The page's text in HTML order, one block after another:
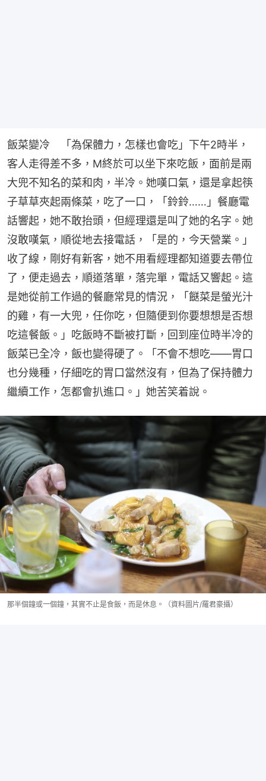
飯菜變冷　「為保體力，怎樣也會吃」下午2時半，
客人走得差不多，M終於可以坐下來吃飯，面前是兩
大兜不知名的菜和肉，半冷。她嘆口氣，還是拿起筷
子草草夾起兩條菜，吃了一口，「鈴鈴……」餐廳電
話響起，她不敢抬頭，但經理還是叫了她的名字。她
沒敢嘆氣，順從地去接電話，「是的，今天營業。」
收了線，剛好有新客，她不用看經理都知道要去帶位
了，便走過去，順道落單，落完單，電話又響起。這
是她從前工作過的餐廳常見的情況，「餸菜是螢光汁
的雞，有一大兜，任你吃，但隨便到你要想想是否想
吃這餐飯。」吃飯時不斷被打斷，回到座位時半冷的
飯菜已全冷，飯也變得硬了。「不會不想吃——胃口
也分幾種，仔細吃的胃口當然沒有，但為了保持體力
繼續工作，怎都會扒進口。」她苦笑着說。
那半個鐘或一個鐘，其實不止是食飯，而是休息。（資料圖片/羅君豪攝）